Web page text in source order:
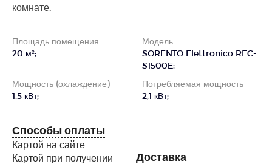
комнате.
Площадь помещения
20 м²;
Модель
SORENTO Elettronico REC-
S1500Е;
Мощность (охлаждение)
1.5 кВт;
Потребляемая мощность
2,1 кВт;
Способы оплаты
Картой на сайте
Картой при получении
Доставка